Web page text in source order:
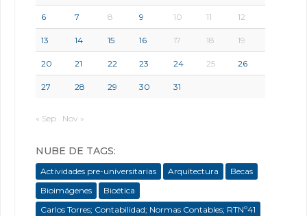
6 7 8 9 10 11 12
13 14 15 16 17 18 19
20 21 22 23 24 25 26
27 28 29 30 31
« Sep Nov »
NUBE DE TAGS:
Actividades pre-universitarias Arquitectura
Becas
Bioimágenes
Bioética
Carlos Torres; Contabilidad; Normas Contables; RTNº41